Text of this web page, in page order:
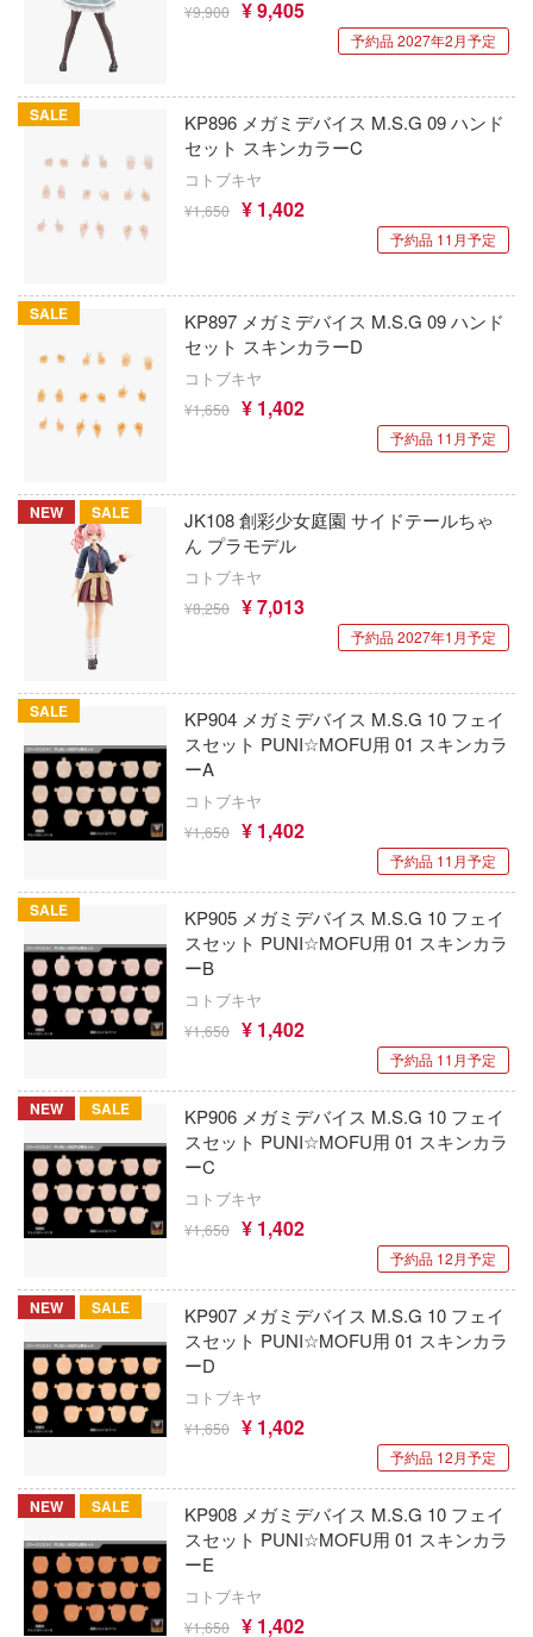
¥9,900 ¥ 9,405
予約品 2027年2月予定
SALE
KP896 メガミデバイス M.S.G 09 ハンド
セット スキンカラーC
コトブキヤ
¥1,650 ¥ 1,402
予約品 11月予定
SALE
KP897 メガミデバイス M.S.G 09 ハンド
セット スキンカラーD
コトブキヤ
¥1,650 ¥ 1,402
予約品 11月予定
NEW SALE
JK108 創彩少女庭園 サイドテールちゃ
ん プラモデル
コトブキヤ
¥8,250 ¥ 7,013
予約品 2027年1月予定
SALE
KP904 メガミデバイス M.S.G 10 フェイ
スセット PUNI☆MOFU用 01 スキンカラ
ーA
コトブキヤ
¥1,650 ¥ 1,402
予約品 11月予定
SALE
KP905 メガミデバイス M.S.G 10 フェイ
スセット PUNI☆MOFU用 01 スキンカラ
ーB
コトブキヤ
¥1,650 ¥ 1,402
予約品 11月予定
NEW SALE
KP906 メガミデバイス M.S.G 10 フェイ
スセット PUNI☆MOFU用 01 スキンカラ
ーC
コトブキヤ
¥1,650 ¥ 1,402
予約品 12月予定
NEW SALE
KP907 メガミデバイス M.S.G 10 フェイ
スセット PUNI☆MOFU用 01 スキンカラ
ーD
コトブキヤ
¥1,650 ¥ 1,402
予約品 12月予定
NEW SALE
KP908 メガミデバイス M.S.G 10 フェイ
スセット PUNI☆MOFU用 01 スキンカラ
ーE
コトブキヤ
¥1,650 ¥ 1,402
戦隊シリーズ
ゾイド
葬送のフリーレン
ソニック・ザ・ヘッジホッグ
ソードアート・オンライン
装甲騎兵ボトムズ
その着せ替え人形(ビスク・ドール)は恋を
太陽の牙ダグラム
ダイの大冒険
ダーリン・イン・ザ・フランキス
タイムボカンシリーズ
ダンボール戦機
盾の勇者の成り上がり
ダイアクロン
超光戦士シャンゼリオン
月姫 -A piece of blue glass moon-
デジモンシリーズ
ティーンエイジ・ミュータント・ニンジ
トルズ
転生したらスライムだった件
D.Gray-man
転生したら第七王子だったので、気まま
Dead by Daylight (デッド バイ デイライト)
DEATH NOTE
A.B.&Kホビーキッツ(ビーバーコーポレ
エアワン・ホビー(ビーバーコーポレーシ
AIMS(ビーバーコーポレーション)
AIMファンモデル(ビーバーコーポレーシ
エブロ
エコーテック
AFORCE
エデュアルド(ビーバーコーポレーション)
AMK(ビーバーコーポレーション)
X-スケールモデルズ(ビーバーコーポレー
ン・バウマン)
MPC(プラッツ)
XCX
ANYZ(エニーズモデルズ)
APEX TOYS
MM考房(プラッツ)
喜玩社(X-PLAY)
エイビス
AZモデル(ビーバーコーポレーション)
MYKデザイン
Hモデルデカール(ビーバーコーポレーシ
of blue glass moon-
(DCコミックス)
シリーズ
エイジ・ミュータント・ニンジャ・ター
スライムだった件
ら第七王子だったので、気ままに魔術を
Daylight (デッド バイ デイライト)
ア・ライブ
グレンラガン
(とらぶる)
ンウェーブ
学の超電磁砲
文芸部!
ンジャーズ
ェリー
フォーマー
ONLINE
ねらえ!
ッとロシア語でデレる隣のアーリャさん
罪
マジック